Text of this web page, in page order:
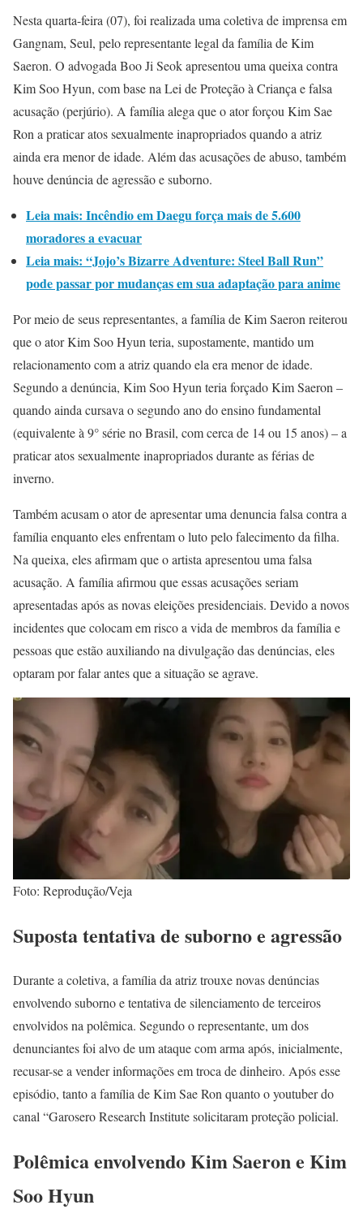
Nesta quarta-feira (07), foi realizada uma coletiva de imprensa em
Gangnam, Seul, pelo representante legal da família de Kim
Saeron. O advogada Boo Ji Seok apresentou uma queixa contra
Kim Soo Hyun, com base na Lei de Proteção à Criança e falsa
acusação (perjúrio). A família alega que o ator forçou Kim Sae
Ron a praticar atos sexualmente inapropriados quando a atriz
ainda era menor de idade. Além das acusações de abuso, também
houve denúncia de agressão e suborno.
Leia mais: Incêndio em Daegu força mais de 5.600
moradores a evacuar
Leia mais: “Jojo’s Bizarre Adventure: Steel Ball Run”
pode passar por mudanças em sua adaptação para anime
Por meio de seus representantes, a família de Kim Saeron reiterou
que o ator Kim Soo Hyun teria, supostamente, mantido um
relacionamento com a atriz quando ela era menor de idade.
Segundo a denúncia, Kim Soo Hyun teria forçado Kim Saeron –
quando ainda cursava o segundo ano do ensino fundamental
(equivalente à 9° série no Brasil, com cerca de 14 ou 15 anos) – a
praticar atos sexualmente inapropriados durante as férias de
inverno.
Também acusam o ator de apresentar uma denuncia falsa contra a
família enquanto eles enfrentam o luto pelo falecimento da filha.
Na queixa, eles afirmam que o artista apresentou uma falsa
acusação. A família afirmou que essas acusações seriam
apresentadas após as novas eleições presidenciais. Devido a novos
incidentes que colocam em risco a vida de membros da família e
pessoas que estão auxiliando na divulgação das denúncias, eles
optaram por falar antes que a situação se agrave.
Foto: Reprodução/Veja
Suposta tentativa de suborno e agressão
Durante a coletiva, a família da atriz trouxe novas denúncias
envolvendo suborno e tentativa de silenciamento de terceiros
envolvidos na polêmica. Segundo o representante, um dos
denunciantes foi alvo de um ataque com arma após, inicialmente,
recusar-se a vender informações em troca de dinheiro. Após esse
episódio, tanto a família de Kim Sae Ron quanto o youtuber do
canal “Garosero Research Institute solicitaram proteção policial.
Polêmica envolvendo Kim Saeron e Kim
Soo Hyun